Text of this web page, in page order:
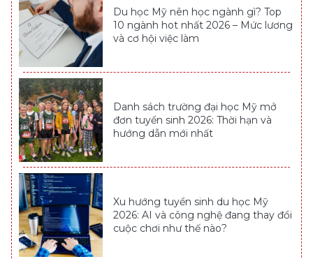
Du học Mỹ nên học ngành gì? Top
10 ngành hot nhất 2026 – Mức lương
và cơ hội việc làm
Danh sách trường đại học Mỹ mở
đơn tuyển sinh 2026: Thời hạn và
hướng dẫn mới nhất
Xu hướng tuyển sinh du học Mỹ
2026: AI và công nghệ đang thay đổi
cuộc chơi như thế nào?